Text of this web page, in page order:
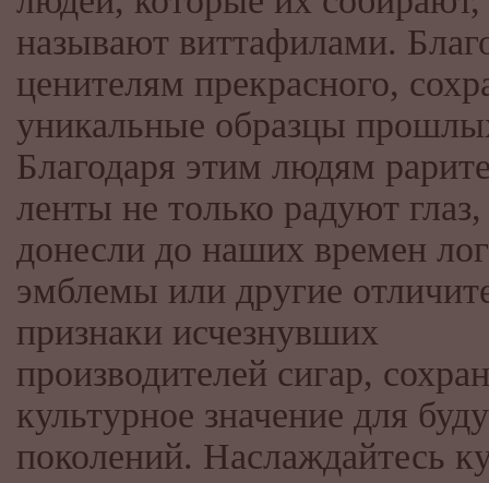
называют виттафилами.
ценителям прекрасного,
уникальные образцы
Благодаря этим людям
ленты не только радуют
донесли до наших времен
эмблемы или другие
признаки исчезнувших
производителей сигар,
культурное значение для
поколений. Наслаждайтесь